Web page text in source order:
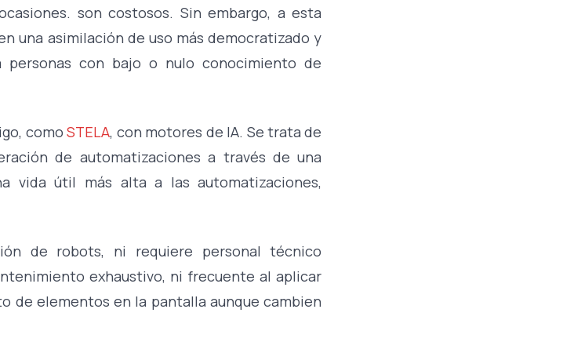
son costosos. Sin embargo, a esta
una asimilación de uso más democratizado y
con bajo o nulo conocimiento de
comoSTELA, con motores de IA. Se trata de
de automatizaciones a través de una
útil más alta a las automatizaciones,
de robots, ni requiere personal técnico
exhaustivo, ni frecuente al aplicar
de elementos en la pantalla aunque cambien